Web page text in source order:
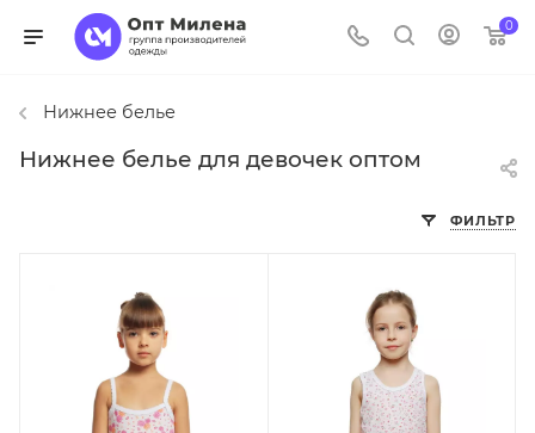
0
Нижнее белье
Нижнее белье для девочек оптом
ФИЛЬТР